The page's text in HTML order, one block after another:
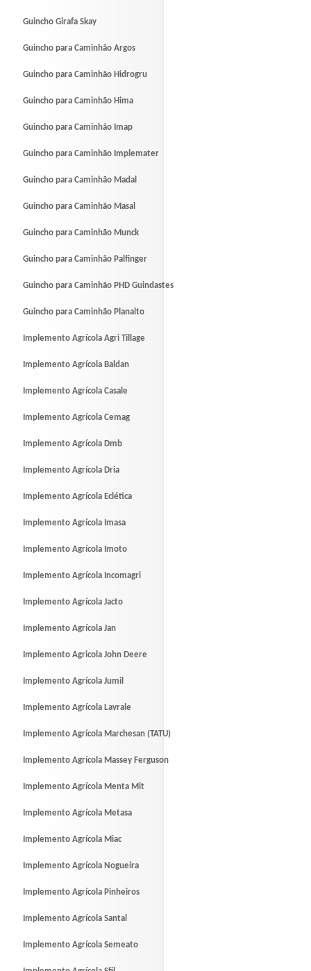
Guincho Girafa Skay
Guincho para Caminhão Argos
Guincho para Caminhão Hidrogru
Guincho para Caminhão Hima
Guincho para Caminhão Imap
Guincho para Caminhão Implemater
Guincho para Caminhão Madal
Guincho para Caminhão Masal
Guincho para Caminhão Munck
Guincho para Caminhão Palfinger
Guincho para Caminhão PHD Guindastes
Guincho para Caminhão Planalto
Implemento Agrícola Agri Tillage
Implemento Agrícola Baldan
Implemento Agrícola Casale
Implemento Agrícola Cemag
Implemento Agrícola Dmb
Implemento Agrícola Dria
Implemento Agrícola Eclética
Implemento Agrícola Imasa
Implemento Agrícola Imoto
Implemento Agrícola Incomagri
Implemento Agrícola Jacto
Implemento Agrícola Jan
Implemento Agricola John Deere
Implemento Agrícola Jumil
Implemento Agrícola Lavrale
Implemento Agrícola Marchesan (TATU)
Implemento Agrícola Massey Ferguson
Implemento Agrícola Menta Mit
Implemento Agrícola Metasa
Implemento Agrícola Miac
Implemento Agrícola Nogueira
Implemento Agrícola Pinheiros
Implemento Agrícola Santal
Implemento Agrícola Semeato